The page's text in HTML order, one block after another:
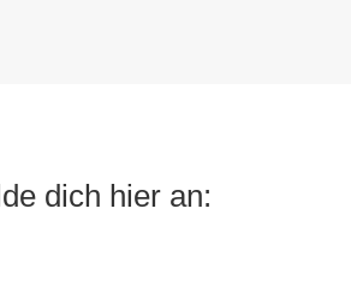
dich hier an: